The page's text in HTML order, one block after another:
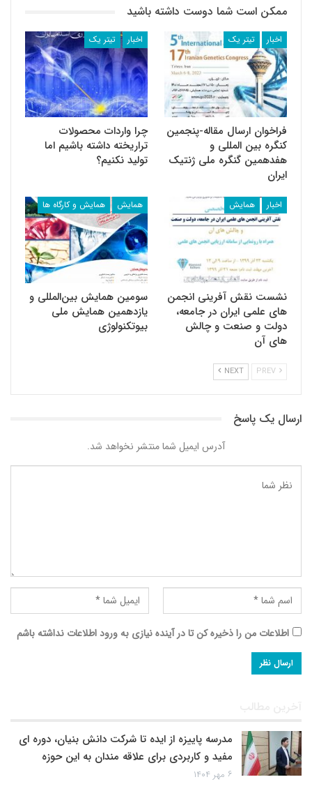
ممکن است شما دوست داشته باشید
اخبار تیتر یک
فراخوان ارسال مقاله-پنجمین
کنگره بین المللی و
هفدهمین گنگره ملی ژنتیک
ایران
اخبار تیتر یک
چرا واردات محصولات
تراریخته داشته باشیم اما
تولید نکنیم؟
اخبار همایش
نشست نقش آفرینی انجمن
های علمی ایران در جامعه،
دولت و صنعت و‌ چالش
های آن
همایش همایش و کارگاه ها
سومین همایش بین‌المللی و
یازدهمین همایش ملی
بیوتکنولوژی
NEXT
ارسال یک پاسخ
آدرس ایمیل شما منتشر نخواهد شد.
اطلاعات من را ذخیره کن تا در آینده نیازی به ورود اطلاعات نداشته باشم
آخرین مطالب
مدرسه پاییزه از ایده تا شرکت دانش بنیان، دوره ای
مفید و کاربردی برای علاقه مندان به این حوزه
۶ مهر ۱۴۰۴